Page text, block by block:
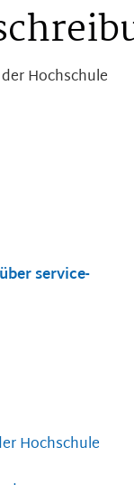
Hochschule
service-
Hochschule